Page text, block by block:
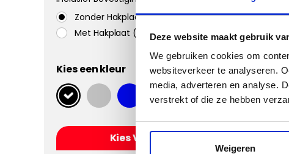
Deze website maakt gebruik
We gebruiken cookies om
websiteverkeer te analyseren.
media, adverteren en analyse.
verstrekt of die ze hebben
Weigeren
Zonder Hakplaat
Met Hakplaat (aanbevolen)
Kies een kleur
Kies Velours Classic